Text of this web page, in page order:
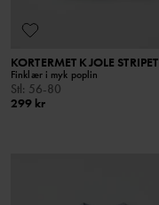
KORTERMET KJOLE STRIPET
Finklær i myk poplin
Stl: 56-80
299 kr